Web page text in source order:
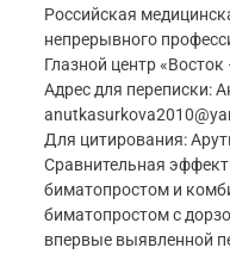
Российская
непрерывного
Глазной центр
Адрес для переписки:
Для цитирования:
Сравнительная
биматопростом и
биматопростом с
впервые выявленной